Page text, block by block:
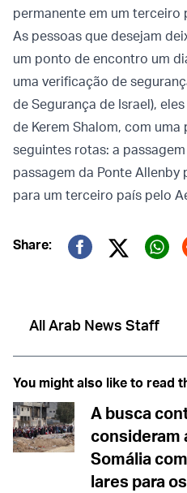
permanente em um terceiro
As pessoas que desejam
um ponto de encontro um
uma verificação de
de Segurança de Israel),
de Kerem Shalom, com
seguintes rotas: a
passagem da Ponte
para um terceiro país pelo
Share:
Twitter
All Arab News Staff
You might also like to read
A busca
consideram
Somália
lares para